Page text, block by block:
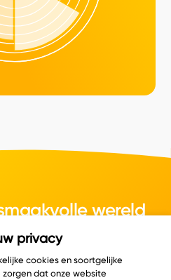
wereld
kaas.
privacy
cookies en soortgelijke
dat onze website